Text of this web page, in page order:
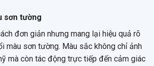
sơn tường
đơn giản nhưng mang lại hiệu quả rõ
màu sơn tường. Màu sắc không chỉ ảnh
mà còn tác động trực tiếp đến cảm giác